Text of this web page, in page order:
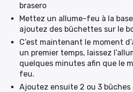
brasero
Mettez un allume-feu à la
ajoutez des bûchettes sur le
C’est maintenant le moment
un premier temps, laissez
quelques minutes afin que le
feu.
Ajoutez ensuite 2 ou 3